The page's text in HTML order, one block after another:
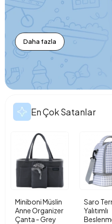
Daha fazla
En Çok Satanlar
Miniboni Müslin
Anne Organizer
Çanta - Grey
Saro
Yalıtımlı